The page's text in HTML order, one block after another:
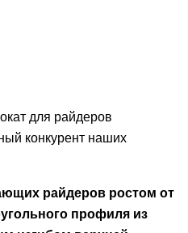
для райдеров
конкурент наших
райдеров ростом от
профиля из